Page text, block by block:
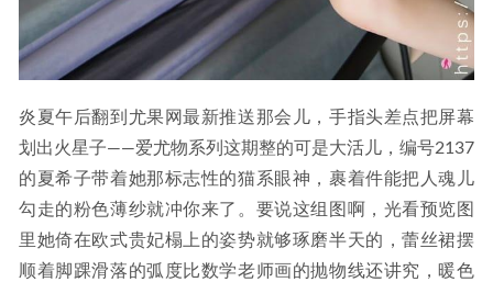
炎夏午后翻到尤果网最新推送那会儿，手指头差点把屏幕
划出火星子——爱尤物系列这期整的可是大活儿，编号2137
的夏希子带着她那标志性的猫系眼神，裹着件能把人魂儿
勾走的粉色薄纱就冲你来了。要说这组图啊，光看预览图
里她倚在欧式贵妃榻上的姿势就够琢磨半天的，蕾丝裙摆
顺着脚踝滑落的弧度比数学老师画的抛物线还讲究，暖色